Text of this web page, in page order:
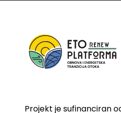
Projekt je sufinanciran